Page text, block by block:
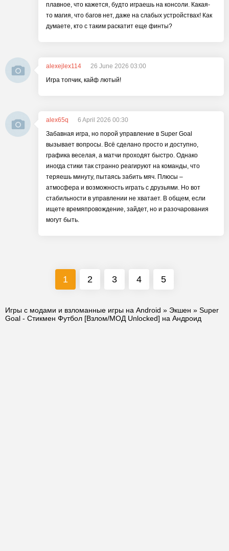
плавное, что кажется, будто играешь на консоли. Какая-
то магия, что багов нет, даже на слабых устройствах! Как
думаете, кто с таким раскатит еще финты?
alexejlex114
26 June 2026 03:00
Игра топчик, кайф лютый!
alex65q
6 April 2026 00:30
Забавная игра, но порой управление в Super Goal
вызывает вопросы. Всё сделано просто и доступно,
графика веселая, а матчи проходят быстро. Однако
иногда стики так странно реагируют на команды, что
теряешь минуту, пытаясь забить мяч. Плюсы –
атмосфера и возможность играть с друзьями. Но вот
стабильности в управлении не хватает. В общем, если
ищете времяпровождение, зайдет, но и разочарования
могут быть.
1 2 3 4 5
Игры с модами и взломанные игры на Android » Экшен » Super
Goal - Стикмен Футбол [Взлом/МОД Unlocked] на Андроид